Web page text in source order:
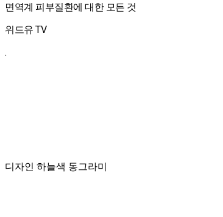
면역계 피부질환에 대한 모든 것
위드유 TV
.
디자인 하늘색 동그라미